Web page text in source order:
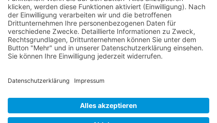
Synonyme: Y-Konflikte
© 2026 Frank Hartung Ihr Mediator bei Konflikten in Familie,